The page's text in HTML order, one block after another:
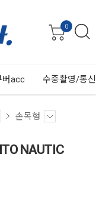
0
버acc 수중촬영/통
손목형
NAUTIC